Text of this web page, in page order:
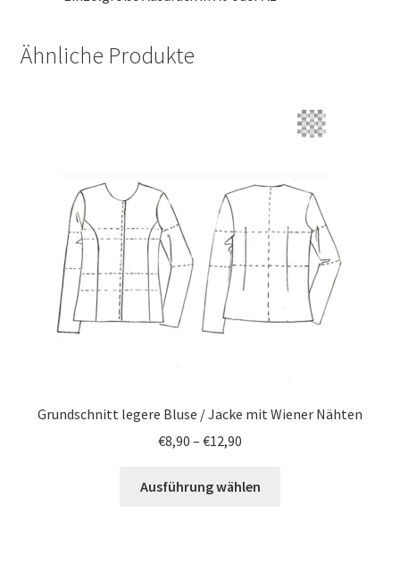
Ähnliche Produkte
Grundschnitt legere Bluse / Jacke mit Wiener Nähten
€8,90 – €12,90
Ausführung wählen